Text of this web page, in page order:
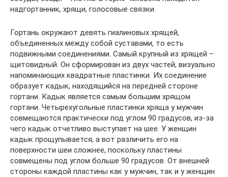
надгортанник, хрящи, голосовые связки.
Гортань окружают девять гиалиновых хрящей,
объединенных между собой суставами, то есть
подвижными соединениями. Самый крупный из хрящей –
щитовидный. Он сформирован из двух частей, визуально
напоминающих квадратные пластинки. Их соединение
образует кадык, находящийся на передней стороне
гортани. Кадык является самым большим хрящом
гортани. Четырехугольные пластинки хряща у мужчин
совмещаются практически под углом 90 градусов, из-за
чего кадык отчетливо выступает на шее. У женщин
кадык прощупывается, а вот различить его на
поверхности шеи сложнее, поскольку пластины
совмещены под углом больше 90 градусов. От внешней
стороны каждой пластины как у мужчин, так и у женщин